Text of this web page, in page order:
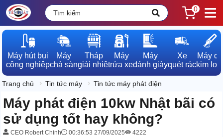
0
Máy hút bụi
công nghiệp
Máy
chà sàn
Tháp
giải nhiệt
Máy
rửa xe
Máy
đánh giày
Xe
quét rác
Máy dò
kim loại
Trang chủ Tin tức máy Tin tức máy phát điện
Máy phát điện 10kw Nhật bãi có
sử dụng tốt hay không?
CEO Robert Chinh 00:36:53 27/09/2025 4222